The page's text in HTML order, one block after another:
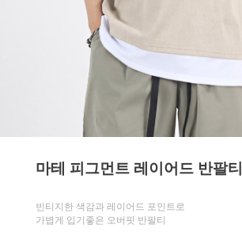
마테 피그먼트 레이어드 반팔티
빈티지한 색감과 레이어드 포인트로
가볍게 입기좋은 오버핏 반팔티